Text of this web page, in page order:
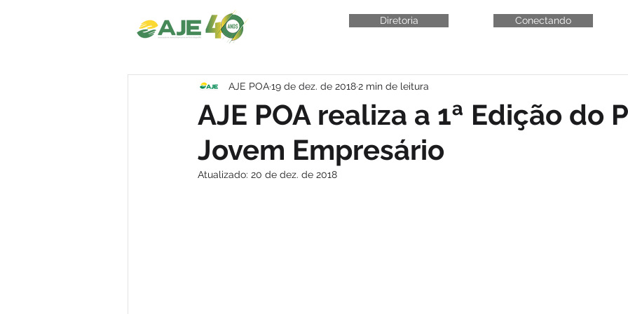
Diretoria Conectando
AJE POA realiza a 1ª Edição do
Jovem Empresário
AJE POA19 de dez. de 20182 min de leitura
Atualizado: 20 de dez. de 2018